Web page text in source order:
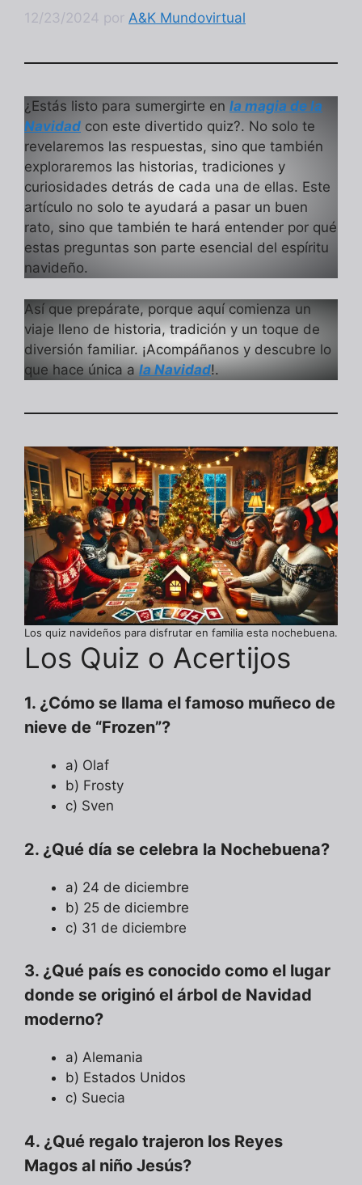
12/23/2024 por A&K Mundovirtual
¿Estás listo para sumergirte en la magia de la
Navidad con este divertido quiz?. No solo te
revelaremos las respuestas, sino que también
exploraremos las historias, tradiciones y
curiosidades detrás de cada una de ellas. Este
artículo no solo te ayudará a pasar un buen
rato, sino que también te hará entender por qué
estas preguntas son parte esencial del espíritu
navideño.
Así que prepárate, porque aquí comienza un
viaje lleno de historia, tradición y un toque de
diversión familiar. ¡Acompáñanos y descubre lo
que hace única ala Navidad!.
Los quiz navideños para disfrutar en familia esta nochebuena.
Los Quiz o Acertijos
1. ¿Cómo se llama el famoso muñeco de
nieve de “Frozen”?
a) Olaf
b) Frosty
c) Sven
2. ¿Qué día se celebra la Nochebuena?
a) 24 de diciembre
b) 25 de diciembre
c) 31 de diciembre
3. ¿Qué país es conocido como el lugar
donde se originó el árbol de Navidad
moderno?
a) Alemania
b) Estados Unidos
c) Suecia
4. ¿Qué regalo trajeron los Reyes
Magos al niño Jesús?